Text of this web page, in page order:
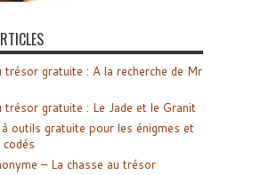
trésor gratuite : A la recherche de Mr
trésor gratuite : Le Jade et le Granit
outils gratuite pour les énigmes et
– La chasse au trésor